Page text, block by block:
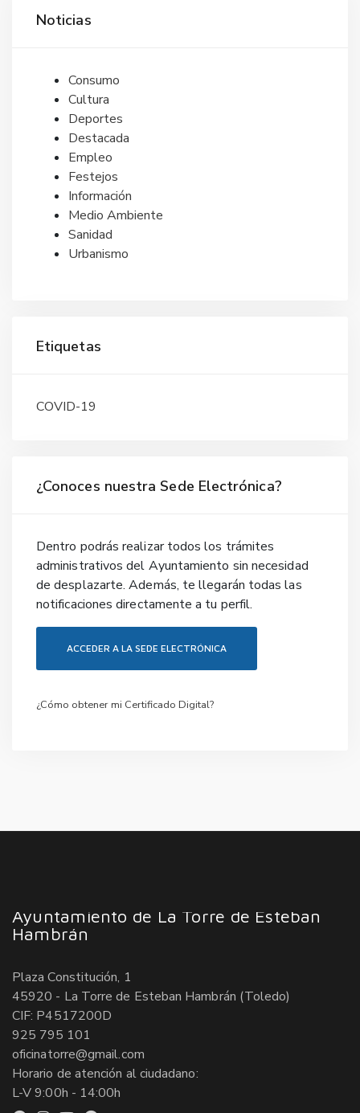
Noticias
Consumo
Cultura
Deportes
Destacada
Empleo
Festejos
Información
Medio Ambiente
Sanidad
Urbanismo
Etiquetas
COVID-19
¿Conoces nuestra Sede Electrónica?
Dentro podrás realizar todos los trámites
administrativos del Ayuntamiento sin necesidad
de desplazarte. Además, te llegarán todas las
notificaciones directamente a tu perfil.
ACCEDER A LA SEDE ELECTRÓNICA
¿Cómo obtener mi Certificado Digital?
Ayuntamiento de La Torre de Esteban
Hambrán
Plaza Constitución, 1
45920 - La Torre de Esteban Hambrán (Toledo)
CIF: P4517200D
925 795 101
oficinatorre@gmail.com
Horario de atención al ciudadano:
L-V 9:00h - 14:00h